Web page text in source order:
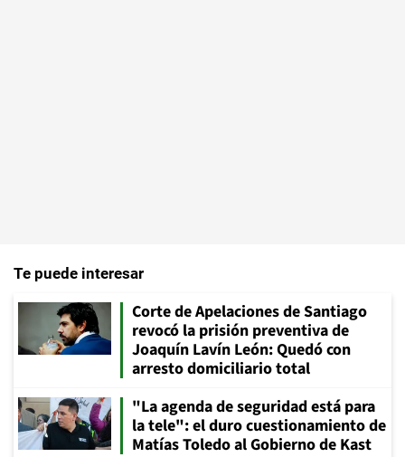
Te puede interesar
Corte de Apelaciones de Santiago
revocó la prisión preventiva de
Joaquín Lavín León: Quedó con
arresto domiciliario total
"La agenda de seguridad está para
la tele": el duro cuestionamiento de
Matías Toledo al Gobierno de Kast